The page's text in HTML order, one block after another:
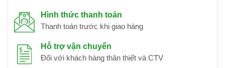
Hình thức thanh toán
Thanh toán trước khi giao hàng
Hỗ trợ vận chuyển
Đối với khách hàng thân thiết và CTV